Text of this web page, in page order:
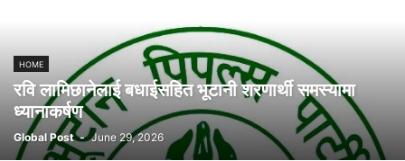
समुदाय सम्पादकीय सामाजिक संजालबाट
सूचना र प्रविधि स्वास्थ्य
HOME
रवि लामिछानेलाई बधाईसहित भूटानी शरणार्थी समस्यामा
ध्यानाकर्षण
Global Post - June 29, 2026